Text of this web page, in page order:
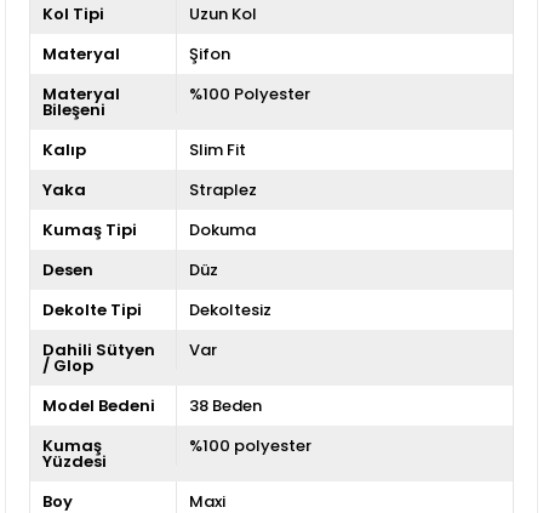
Kol Tipi
Uzun Kol
Materyal
Şifon
Materyal
Bileşeni
%100 Polyester
Kalıp
Slim Fit
Yaka
Straplez
Kumaş Tipi
Dokuma
Desen
Düz
Dekolte Tipi
Dekoltesiz
Dahili Sütyen
/ Glop
Var
Model Bedeni
38 Beden
Kumaş
Yüzdesi
%100 polyester
Boy
Maxi